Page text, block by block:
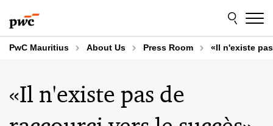
to
content
to
footer
PwC Mauritius About Us Press Room «Il n'existe
«Il n'existe pas de